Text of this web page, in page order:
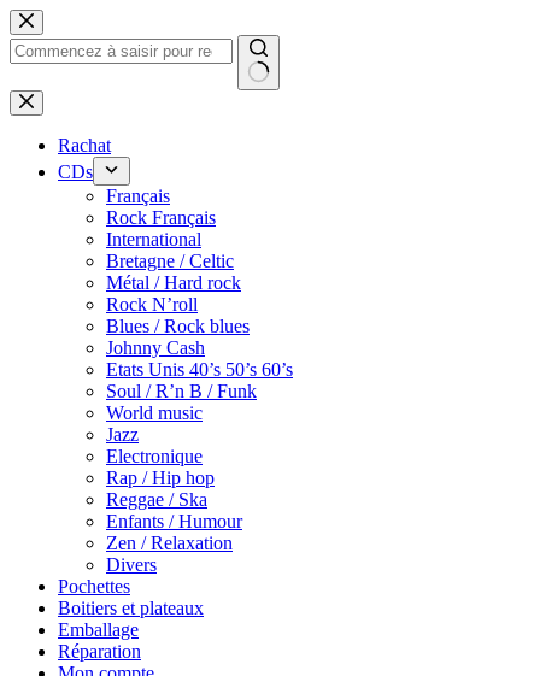
Passer
au
contenu
Rachat
CDs
Français
Rock Français
International
Bretagne / Celtic
Métal / Hard rock
Rock N’roll
Blues / Rock blues
Johnny Cash
Etats Unis 40’s 50’s 60’s
Soul / R’n B / Funk
World music
Jazz
Electronique
Rap / Hip hop
Reggae / Ska
Enfants / Humour
Zen / Relaxation
Divers
Pochettes
Boitiers et plateaux
Emballage
Réparation